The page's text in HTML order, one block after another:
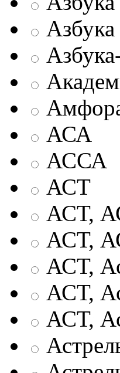
Азбука
АСА
АССА
АСТ
АСТ,
АСТ,
АСТ,
АСТ,
АСТ,